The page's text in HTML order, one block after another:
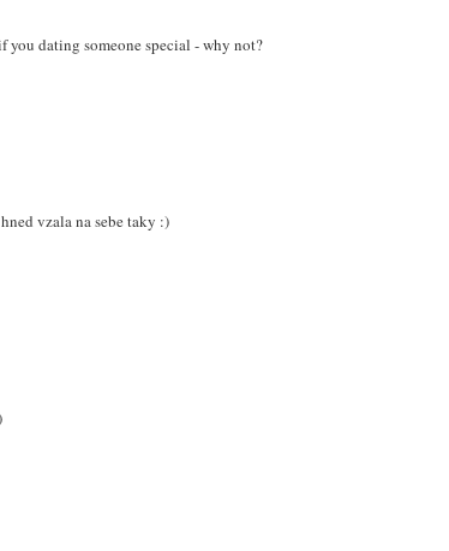
dating someone special - why not?
vzala na sebe taky :)